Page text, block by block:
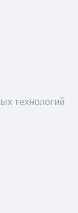
технологий